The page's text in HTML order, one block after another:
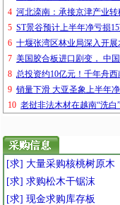
[求] 大量采购核桃树原木
[求] 求购松木干锯沫
[求] 现金求购库存板